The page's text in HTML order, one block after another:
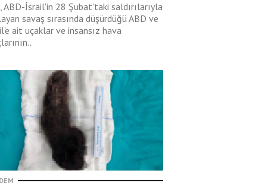
ABD-İsrail'in 28 Şubat'taki saldırılarıyla
savaş sırasında düşürdüğü ABD ve
ait uçaklar ve insansız hava